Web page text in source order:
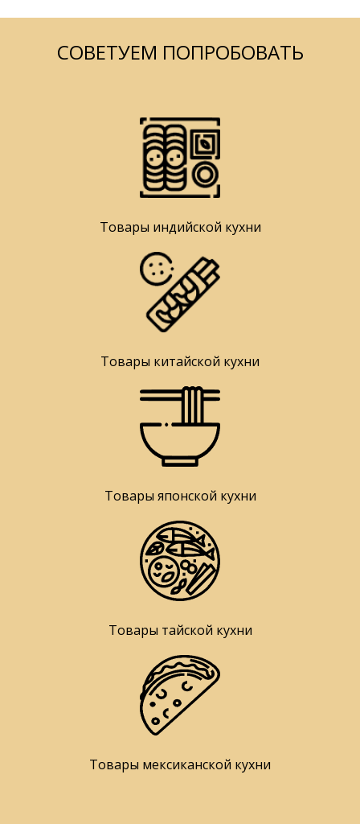
СОВЕТУЕМ ПОПРОБОВАТЬ
Товары индийской кухни
Товары китайской кухни
Товары японской кухни
Товары тайской кухни
Товары мексиканской кухни